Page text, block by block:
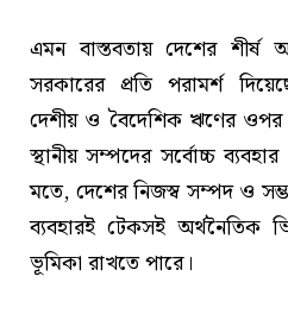
এমন বাস্তবতায় দেশের শীর্ষ
সরকারের প্রতি পরামর্শ
দেশীয় ও বৈদেশিক ঋণের ওপর
স্থানীয় সম্পদের সর্বোচ্চ
মতে, দেশের নিজস্ব সম্পদ ও
ব্যবহারই টেকসই অর্থনৈতিক
ভূমিকা রাখতে পারে।